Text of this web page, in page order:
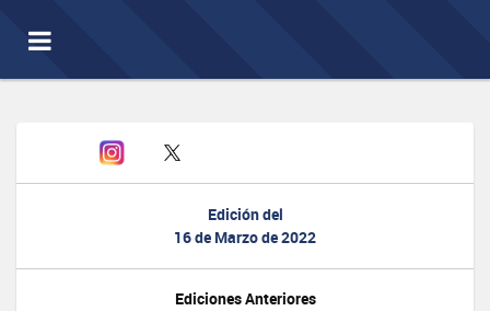
Toggle
navigation
Edición del
16 de Marzo de 2022
Ediciones Anteriores